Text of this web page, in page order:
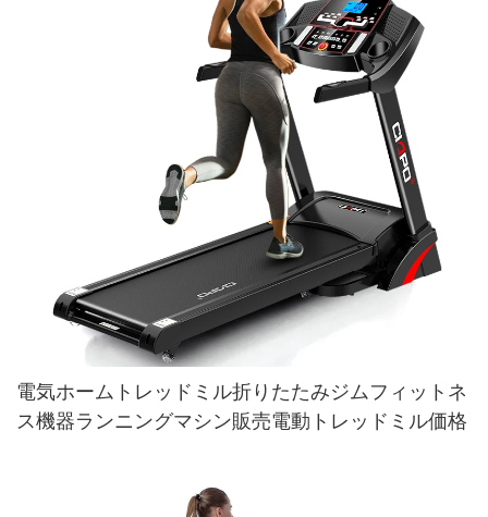
電気ホームトレッドミル折りたたみジムフィットネ
ス機器ランニングマシン販売電動トレッドミル価格